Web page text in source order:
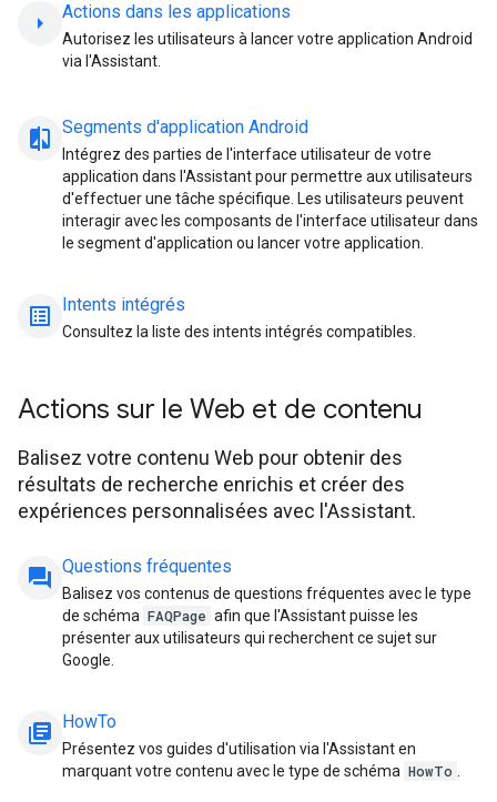
arrow_right Actions dans les applications
Autorisez les utilisateurs à lancer votre application Android
via l'Assistant.
compare_arrow
Segments d'application Android
Intégrez des parties de l'interface utilisateur de votre
application dans l'Assistant pour permettre aux utilisateurs
d'effectuer une tâche spécifique. Les utilisateurs peuvent
interagir avec les composants de l'interface utilisateur dans
le segment d'application ou lancer votre application.
list_alt Intents intégrés
Consultez la liste des intents intégrés compatibles.
Actions sur le Web et de contenu
Balisez votre contenu Web pour obtenir des
résultats de recherche enrichis et créer des
expériences personnalisées avec l'Assistant.
question_answer Questions fréquentes
Balisez vos contenus de questions fréquentes avec le type
de schéma FAQPage afin que l'Assistant puisse les
présenter aux utilisateurs qui recherchent ce sujet sur
Google.
library_books HowTo
Présentez vos guides d'utilisation via l'Assistant en
marquant votre contenu avec le type de schéma HowTo